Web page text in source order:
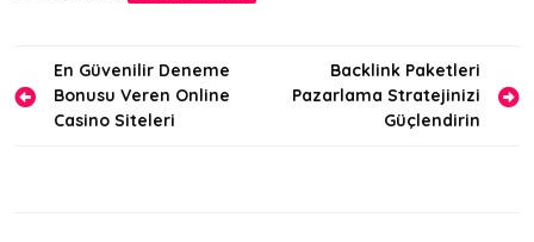
Yazı
gezinmesi
En Güvenilir Deneme
Bonusu Veren Online
Casino Siteleri
Backlink Paketleri
Pazarlama Stratejinizi
Güçlendirin